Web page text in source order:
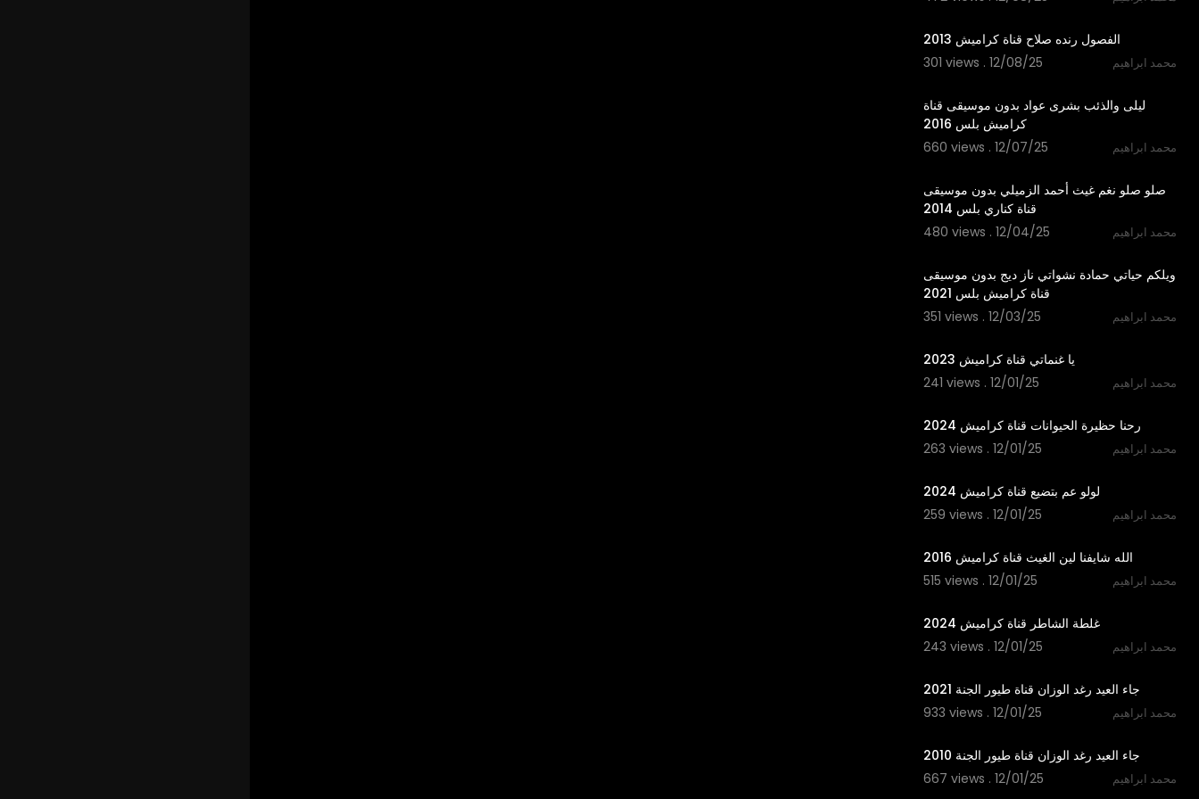
الفصول رنده صلاح قناة كراميش 2013
301 views . 12/08/25
محمد ابراهيم
ليلى والذئب بشرى عواد بدون موسيقى قناة
كراميش بلس 2016
660 views . 12/07/25
محمد ابراهيم
صلو صلو نغم غيث أحمد الزميلي بدون موسيقى
قناة كناري بلس 2014
480 views . 12/04/25
محمد ابراهيم
ويلكم حياتي حمادة نشواتي ناز ديج بدون موسيقى
قناة كراميش بلس 2021
351 views . 12/03/25
محمد ابراهيم
يا غنماتي قناة كراميش 2023
241 views . 12/01/25
محمد ابراهيم
رحنا حظيرة الحيوانات قناة كراميش 2024
263 views . 12/01/25
محمد ابراهيم
لولو عم بتضيع قناة كراميش 2024
259 views . 12/01/25
محمد ابراهيم
الله شايفنا لين الغيث قناة كراميش 2016
515 views . 12/01/25
محمد ابراهيم
غلطة الشاطر قناة كراميش 2024
243 views . 12/01/25
محمد ابراهيم
جاء العيد رغد الوزان قناة طيور الجنة 2021
933 views . 12/01/25
محمد ابراهيم
جاء العيد رغد الوزان قناة طيور الجنة 2010
667 views . 12/01/25
محمد ابراهيم